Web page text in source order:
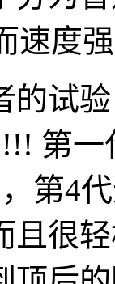
速度
的试
第
第4
且很